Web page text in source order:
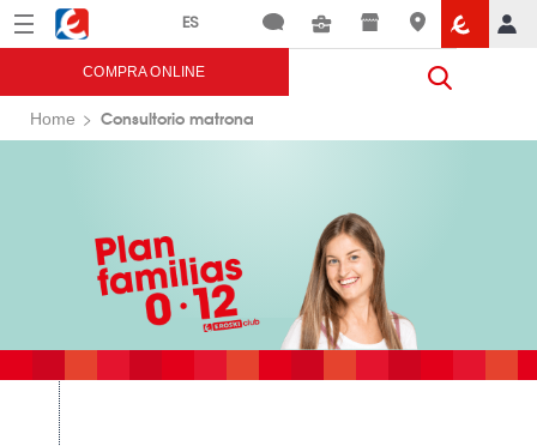
Menú Eroski
COMPRA ONLINE
Home Consultorio matrona